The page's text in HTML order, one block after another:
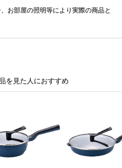
お部屋の照明等により実際の商品と
を見た人におすすめ